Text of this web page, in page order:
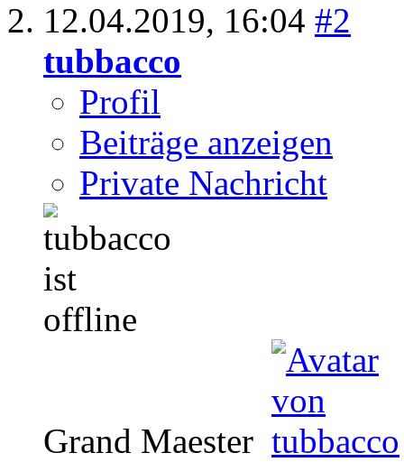
12.04.2019, 16:04 #2
tubbacco
Profil
Beiträge anzeigen
Private Nachricht
Grand Maester